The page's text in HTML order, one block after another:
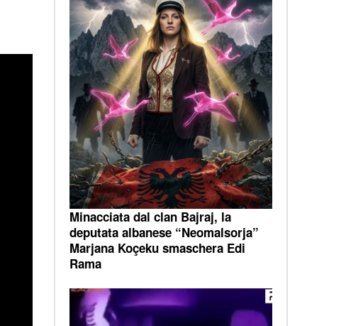
Minacciata dal clan Bajraj, la
deputata albanese “Neomalsorja”
Marjana Koçeku smaschera Edi
Rama